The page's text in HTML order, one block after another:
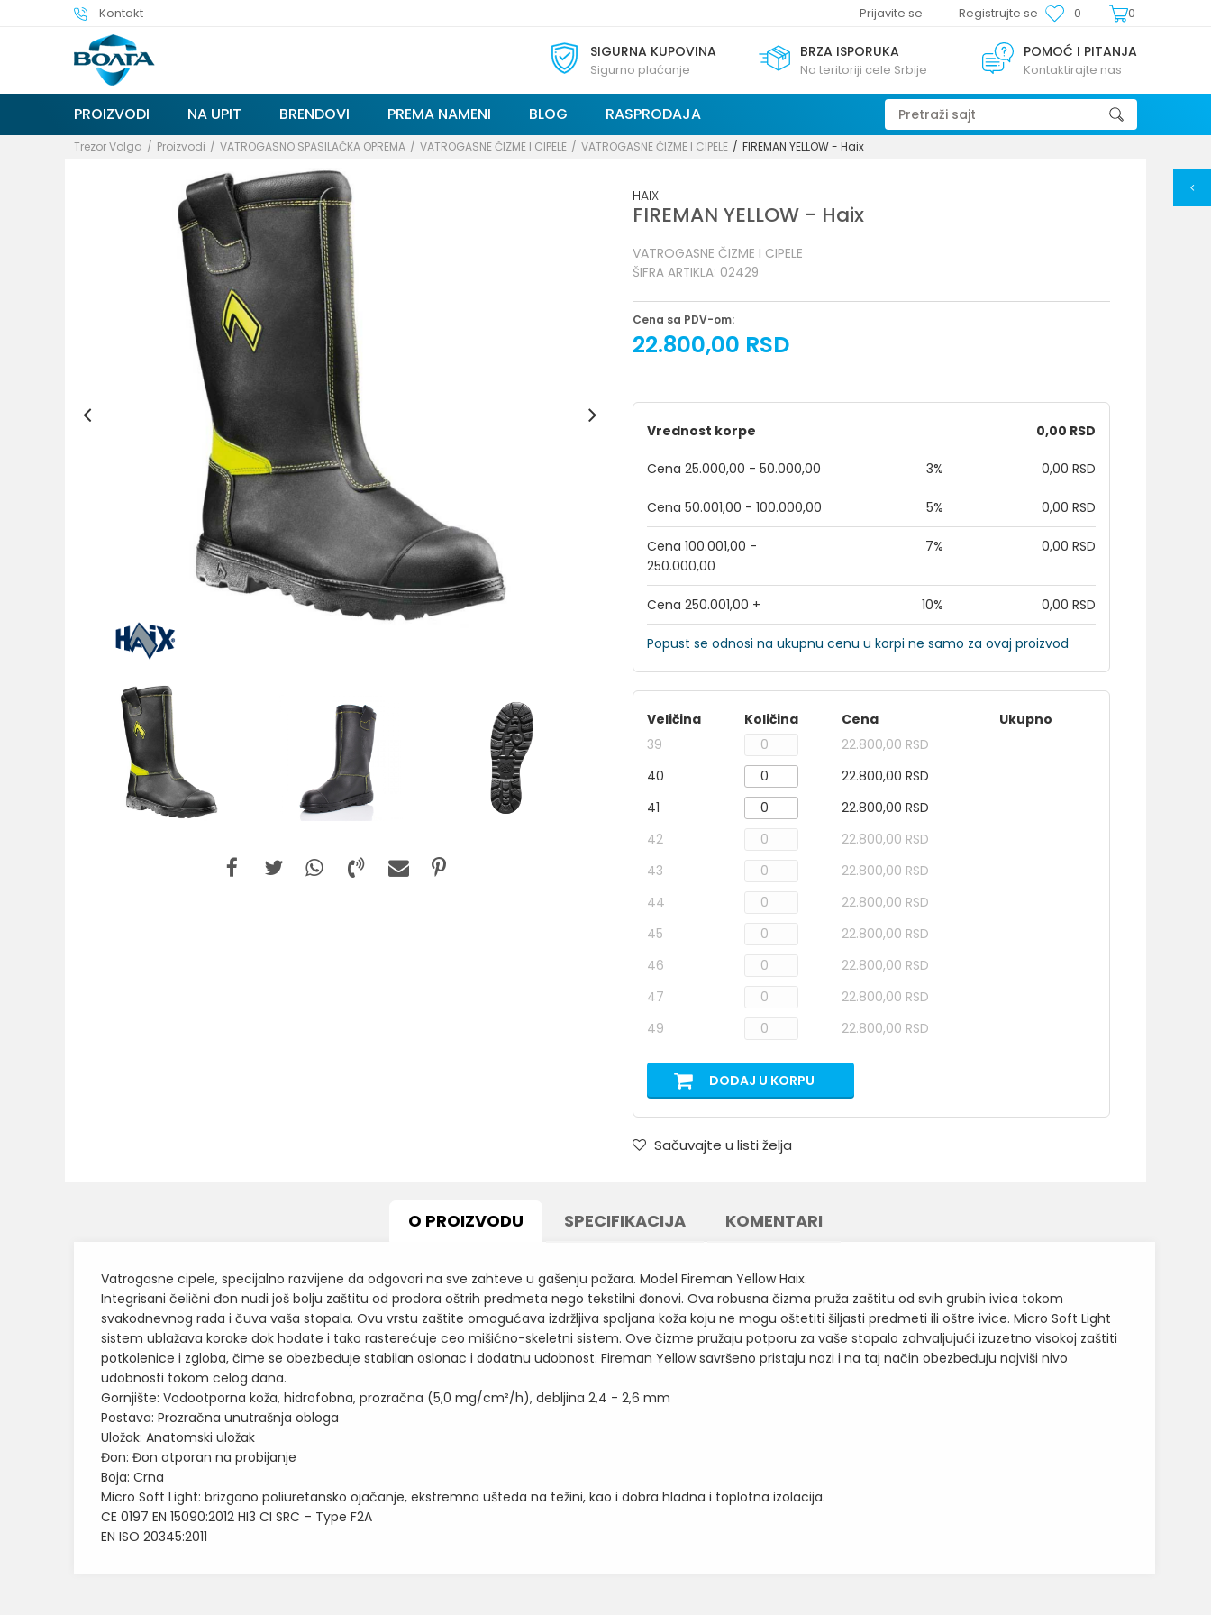
Kontakt 0
0
Prijavite se Registrujte se
SIGURNA KUPOVINA
Sigurno plaćanje
BRZA ISPORUKA
Na teritoriji cele Srbije
POMOĆ I PITANJA
Kontaktirajte nas
PROIZVODI NA UPIT BRENDOVI PREMA NAMENI BLOG RASPRODAJA Pretraži sajt
Trezor Volga Proizvodi VATROGASNO SPASILAČKA OPREMA VATROGASNE ČIZME I CIPELE VATROGASNE ČIZME I CIPELE FIREMAN YELLOW - Haix
HAIX
FIREMAN YELLOW - Haix
VATROGASNE ČIZME I CIPELE
ŠIFRA ARTIKLA: 02429
Cena sa PDV-om:
22.800,00 RSD
Vrednost korpe 0,00 RSD
Cena 25.000,00 - 50.000,00 3% 0,00 RSD
Cena 50.001,00 - 100.000,00 5% 0,00 RSD
Cena 100.001,00 -
250.000,00
7% 0,00 RSD
Cena 250.001,00 + 10% 0,00 RSD
Popust se odnosi na ukupnu cenu u korpi ne samo za ovaj proizvod
Veličina Količina Cena
Ukupno
39
22.800,00 RSD
40
22.800,00 RSD
41
22.800,00 RSD
42
22.800,00 RSD
43
22.800,00 RSD
44
22.800,00 RSD
45
22.800,00 RSD
46
22.800,00 RSD
47
22.800,00 RSD
49
22.800,00 RSD
DODAJ U KORPU
Sačuvajte u listi želja
O PROIZVODU SPECIFIKACIJA KOMENTARI
Vatrogasne cipele, specijalno razvijene da odgovori na sve zahteve u gašenju požara. Model Fireman Yellow Haix.
Integrisani čelični đon nudi još bolju zaštitu od prodora oštrih predmeta nego tekstilni đonovi. Ova robusna čizma pruža zaštitu od svih grubih ivica tokom
svakodnevnog rada i čuva vaša stopala. Ovu vrstu zaštite omogućava izdržljiva spoljana koža koju ne mogu oštetiti šiljasti predmeti ili oštre ivice. Micro Soft Light
sistem ublažava korake dok hodate i tako rasterećuje ceo mišićno-skeletni sistem. Ove čizme pružaju potporu za vaše stopalo zahvaljujući izuzetno visokoj zaštiti
potkolenice i zgloba, čime se obezbeđuje stabilan oslonac i dodatnu udobnost. Fireman Yellow savršeno pristaju nozi i na taj način obezbeđuju najviši nivo
udobnosti tokom celog dana.
Gornjište: Vodootporna koža, hidrofobna, prozračna (5,0 mg/cm²/h), debljina 2,4 - 2,6 mm
Postava: Prozračna unutrašnja obloga
Uložak: Anatomski uložak
Đon: Đon otporan na probijanje
Boja: Crna
Micro Soft Light: brizgano poliuretansko ojačanje, ekstremna ušteda na težini, kao i dobra hladna i toplotna izolacija.
CE 0197 EN 15090:2012 HI3 CI SRC – Type F2A
EN ISO 20345:2011